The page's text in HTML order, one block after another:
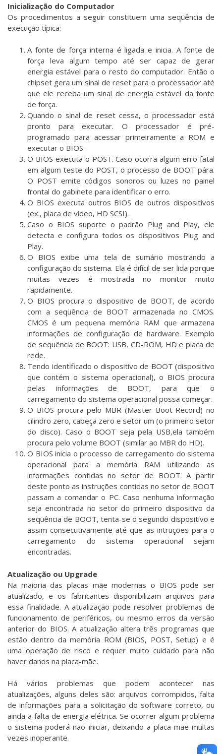
Inicialização do Computador
Os procedimentos a seguir constituem uma seqüência de
execução típica:
A fonte de força interna é ligada e inicia. A fonte de
força leva algum tempo até ser capaz de gerar
energia estável para o resto do computador. Então o
chipset gera um sinal de reset para o processador até
que ele receba um sinal de energia estável da fonte
de força.
Quando o sinal de reset cessa, o processador está
pronto para executar. O processador é pré-
programado para acessar primeiramente a ROM e
executar o BIOS.
O BIOS executa o POST. Caso ocorra algum erro fatal
em algum teste do POST, o processo de BOOT pára.
O POST emite códigos sonoros ou luzes no painel
frontal do gabinete para identificar o erro.
O BIOS executa outros BIOS de outros dispositivos
(ex., placa de vídeo, HD SCSI).
Caso o BIOS suporte o padrão Plug and Play, ele
detecta e configura todos os dispositivos Plug and
Play.
O BIOS exibe uma tela de sumário mostrando a
configuração do sistema. Ela é difícil de ser lida porque
muitas vezes é mostrada no monitor muito
rapidamente.
O BIOS procura o dispositivo de BOOT, de acordo
com a seqüência de BOOT armazenada no CMOS.
CMOS é um pequena memória RAM que armazena
informações de configuração de hardware. Exemplo
de sequência de BOOT: USB, CD-ROM, HD e placa de
rede.
Tendo identificado o dispositivo de BOOT (dispositivo
que contém o sistema operacional), o BIOS procura
pelas informações de BOOT, para que o
carregamento do sistema operacional possa começar.
O BIOS procura pelo MBR (Master Boot Record) no
cilindro zero, cabeça zero e setor um (o primeiro setor
do disco). Caso o BOOT seja pela USB,ela também
procura pelo volume BOOT (similar ao MBR do HD).
O BIOS inicia o processo de carregamento do sistema
operacional para a memória RAM utilizando as
informações contidas no setor de BOOT. A partir
deste ponto as instruções contidas no setor de BOOT
passam a comandar o PC. Caso nenhuma informação
seja encontrada no setor do primeiro dispositivo da
seqüência de BOOT, tenta-se o segundo dispositivo e
assim consecutivamente até que as intruções para o
carregamento do sistema operacional sejam
encontradas.
Atualização ou Upgrade
Na maioria das placas mãe modernas o BIOS pode ser
atualizado, e os fabricantes disponibilizam arquivos para
essa finalidade. A atualização pode resolver problemas de
funcionamento de periféricos, ou mesmo erros da versão
anterior do BIOS. A atualização altera três programas que
estão dentro da memória ROM (BIOS, POST, Setup) e é
uma operação de risco e requer muito cuidado para não
haver danos na placa-mãe.
Há vários problemas que podem acontecer nas
atualizações, alguns deles são: arquivos corrompidos, falta
de informações para a solicitação do software correto, ou
ainda a falta de energia elétrica. Se ocorrer algum problema
o sistema poderá não iniciar, deixando a placa-mãe muitas
vezes inoperante.